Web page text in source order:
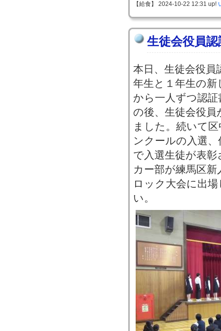
【給食】 2024-10-22 12:31 up!
生徒会役員認
本日、生徒会役
年生と１年生の新
から一人ずつ認
の後、生徒会役
ました。続いて
ンクールの入選
で入選生徒が表
カー部が練馬区
ロック大会に出
い。